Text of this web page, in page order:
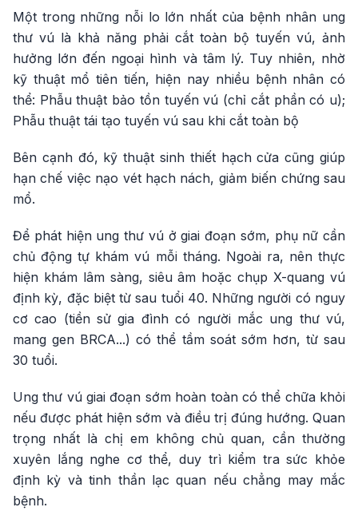
Một trong những nỗi lo lớn nhất của bệnh nhân ung
thư vú là khả năng phải cắt toàn bộ tuyến vú, ảnh
hưởng lớn đến ngoại hình và tâm lý. Tuy nhiên, nhờ
kỹ thuật mổ tiên tiến, hiện nay nhiều bệnh nhân có
thể: Phẫu thuật bảo tồn tuyến vú (chỉ cắt phần có u);
Phẫu thuật tái tạo tuyến vú sau khi cắt toàn bộ
Bên cạnh đó, kỹ thuật sinh thiết hạch cửa cũng giúp
hạn chế việc nạo vét hạch nách, giảm biến chứng sau
mổ.
Để phát hiện ung thư vú ở giai đoạn sớm, phụ nữ cần
chủ động tự khám vú mỗi tháng. Ngoài ra, nên thực
hiện khám lâm sàng, siêu âm hoặc chụp X-quang vú
định kỳ, đặc biệt từ sau tuổi 40. Những người có nguy
cơ cao (tiền sử gia đình có người mắc ung thư vú,
mang gen BRCA...) có thể tầm soát sớm hơn, từ sau
30 tuổi.
Ung thư vú giai đoạn sớm hoàn toàn có thể chữa khỏi
nếu được phát hiện sớm và điều trị đúng hướng. Quan
trọng nhất là chị em không chủ quan, cần thường
xuyên lắng nghe cơ thể, duy trì kiểm tra sức khỏe
định kỳ và tinh thần lạc quan nếu chẳng may mắc
bệnh.